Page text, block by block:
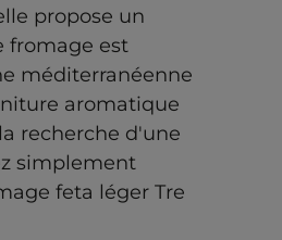
propose un
fromage est
méditerranéenne
aromatique
recherche d'une
simplement
feta léger Tre